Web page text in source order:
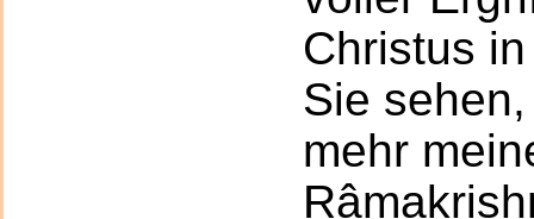
Christus
Sie
mehr